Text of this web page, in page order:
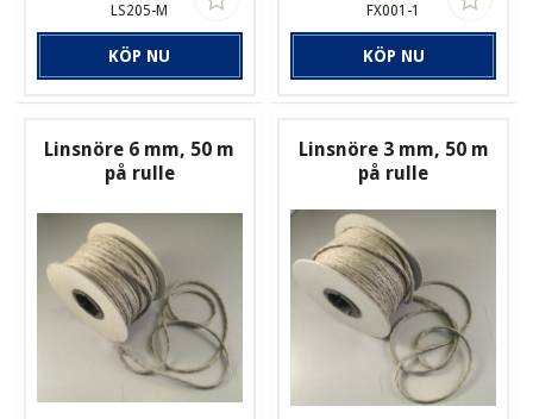
LS205-M
KÖP NU
FX001-1
KÖP NU
Linsnöre 6 mm, 50 m
på rulle
Linsnöre 3 mm, 50 m
på rulle